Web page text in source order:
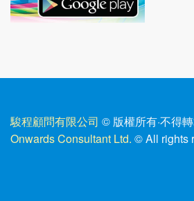
駿程顧問有限公司 © 版權所有·不得
Onwards Consultant Ltd. © All rights